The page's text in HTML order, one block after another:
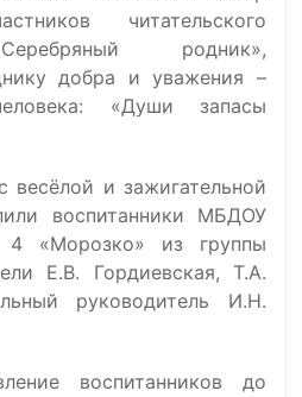
читательского
родник»,
добра и уважения –
«Души запасы
весёлой и зажигательной
воспитанники МБДОУ
«Морозко» из группы
Е.В. Гордиевская, Т.А.
руководитель И.Н.
воспитанников до